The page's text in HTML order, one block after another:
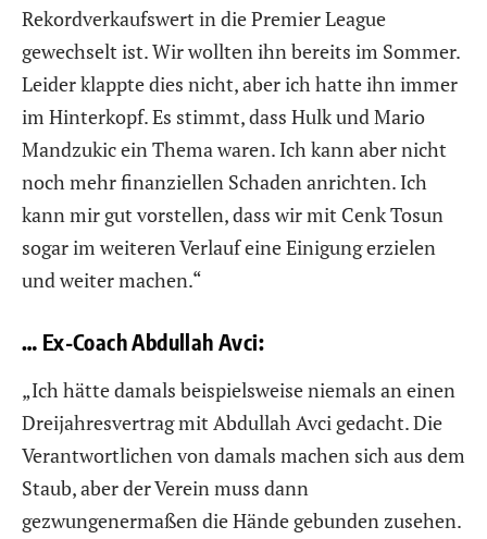
Rekordverkaufswert in die Premier League
gewechselt ist. Wir wollten ihn bereits im Sommer.
Leider klappte dies nicht, aber ich hatte ihn immer
im Hinterkopf. Es stimmt, dass Hulk und Mario
Mandzukic ein Thema waren. Ich kann aber nicht
noch mehr finanziellen Schaden anrichten. Ich
kann mir gut vorstellen, dass wir mit Cenk Tosun
sogar im weiteren Verlauf eine Einigung erzielen
und weiter machen.“
… Ex-Coach Abdullah Avci:
„Ich hätte damals beispielsweise niemals an einen
Dreijahresvertrag mit Abdullah Avci gedacht. Die
Verantwortlichen von damals machen sich aus dem
Staub, aber der Verein muss dann
gezwungenermaßen die Hände gebunden zusehen.